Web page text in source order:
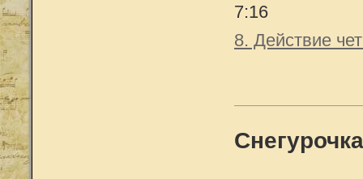
7:16
8. Действие
Снегурочка